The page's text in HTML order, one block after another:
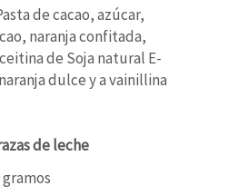
de cacao, azúcar,
naranja confitada,
de Soja natural E-
dulce y a vainillina
de leche